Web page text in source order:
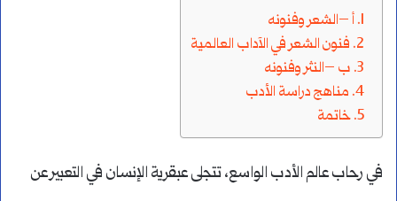
أ –الشعر وفنونه
فنون الشعر في الآداب العالمية
ب –النثر وفنونه
مناهج دراسة الأدب
خاتمة
في رحاب عالم الأدب الواسع، تتجلى عبقرية الإنسان في التعبير عن